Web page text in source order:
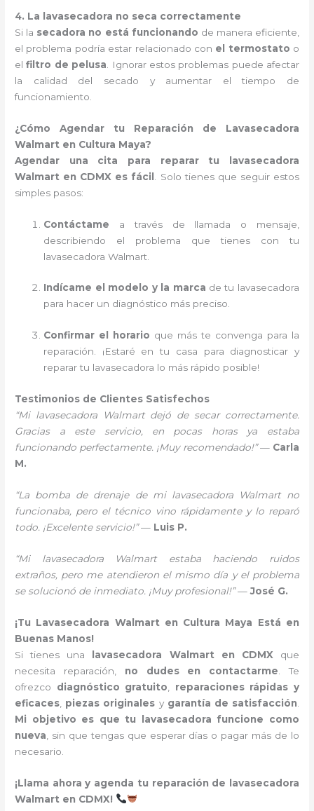
4. La lavasecadora no seca correctamente
Si la secadora no está funcionando de manera eficiente,
el problema podría estar relacionado con el termostato o
elfiltro de pelusa . Ignorar estos problemas puede afectar
la calidad del secado y aumentar el tiempo de
funcionamiento.
¿Cómo Agendar tu Reparación de Lavasecadora
Walmart en Cultura Maya?
Agendar una cita para reparar tu lavasecadora
Walmart en CDMX es fácil
. Solo tienes que seguir estos
simples pasos:
Contáctame a través de llamada o mensaje,
describiendo el problema que tienes con tu
lavasecadora Walmart.
Indícame el modelo y la marca de tu lavasecadora
para hacer un diagnóstico más preciso.
Confirmar el horario que más te convenga para la
reparación. ¡Estaré en tu casa para diagnosticar y
reparar tu lavasecadora lo más rápido posible!
Testimonios de Clientes Satisfechos
“Mi lavasecadora Walmart dejó de secar correctamente.
Gracias a este servicio, en pocas horas ya estaba
funcionando perfectamente. ¡Muy recomendado!”— Carla
M.
“La bomba de drenaje de mi lavasecadora Walmart no
funcionaba, pero el técnico vino rápidamente y lo reparó
todo. ¡Excelente servicio!”— Luis P.
“Mi lavasecadora Walmart estaba haciendo ruidos
extraños, pero me atendieron el mismo día y el problema
se solucionó de inmediato. ¡Muy profesional!”—José G.
¡Tu Lavasecadora Walmart en Cultura Maya Está en
Buenas Manos!
Si tienes una
lavasecadora Walmart en CDMX que
necesita reparación, no dudes en contactarme . Te
ofrezco diagnóstico gratuito
reparaciones rápidas y
eficaces piezas originales y garantía de satisfacción
Mi objetivo es que tu lavasecadora funcione como
nueva , sin que tengas que esperar días o pagar más de lo
necesario.
¡Llama ahora y agenda tu reparación de lavasecadora
Walmart en CDMX!